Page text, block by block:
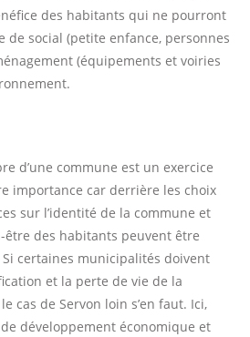
des habitants qui ne pourront
de social (petite enfance, personnes
(équipements et voiries
d’une commune est un exercice
importance car derrière les choix
sur l’identité de la commune et
des habitants peuvent être
certaines municipalités doivent
et la perte de vie de la
cas de Servon loin s’en faut. Ici,
développement économique et